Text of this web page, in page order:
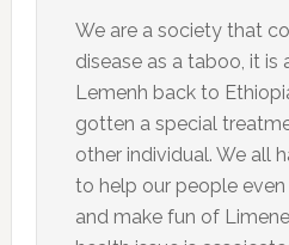
We are a society that
disease as a taboo, it is
Lemenh back to
gotten a special
other individual. We all
to help our people
and make fun of